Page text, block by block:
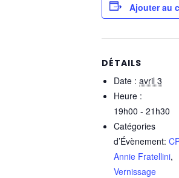
Ajouter au
DÉTAILS
Date : avril 3
Heure :
19h00 - 21h30
Catégories
d’Évènement:
Annie Fratellini,
Vernissage